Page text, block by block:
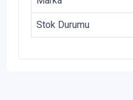
Stok Durumu